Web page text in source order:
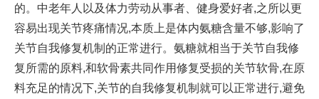
的。中老年人以及体力劳动从事者、健身爱好者,之所以更
容易出现关节疼痛情况,本质上是体内氨糖含量不够,影响了
关节自我修复机制的正常进行。氨糖就相当于关节自我修
复所需的原料,和软骨素共同作用修复受损的关节软骨,在原
料充足的情况下,关节的自我修复机制就可以正常进行,避免